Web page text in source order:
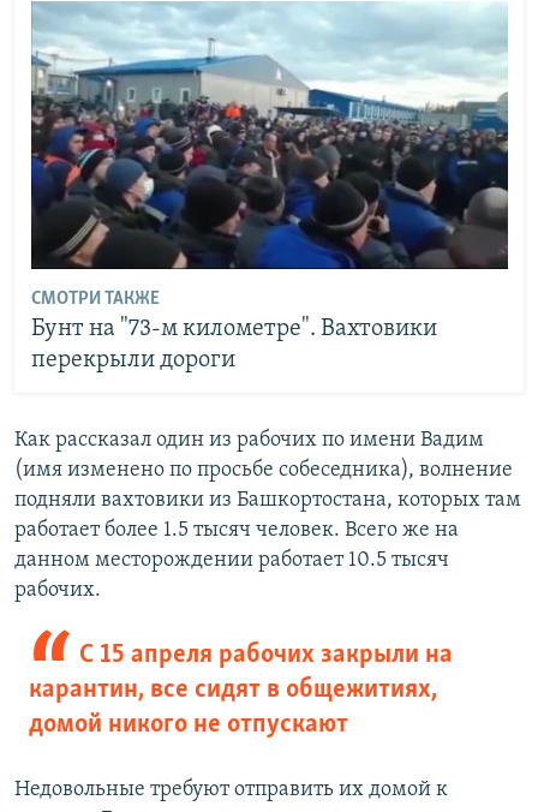
СМОТРИ ТАКЖЕ
Бунт на "73-м километре". Вахтовики
перекрыли дороги
Как рассказал один из рабочих по имени Вадим
(имя изменено по просьбе собеседника), волнение
подняли вахтовики из Башкортостана, которых там
работает более 1.5 тысяч человек. Всего же на
данном месторождении работает 10.5 тысяч
рабочих.
С 15 апреля рабочих закрыли на
карантин, все сидят в общежитиях,
домой никого не отпускают
Недовольные требуют отправить их домой к